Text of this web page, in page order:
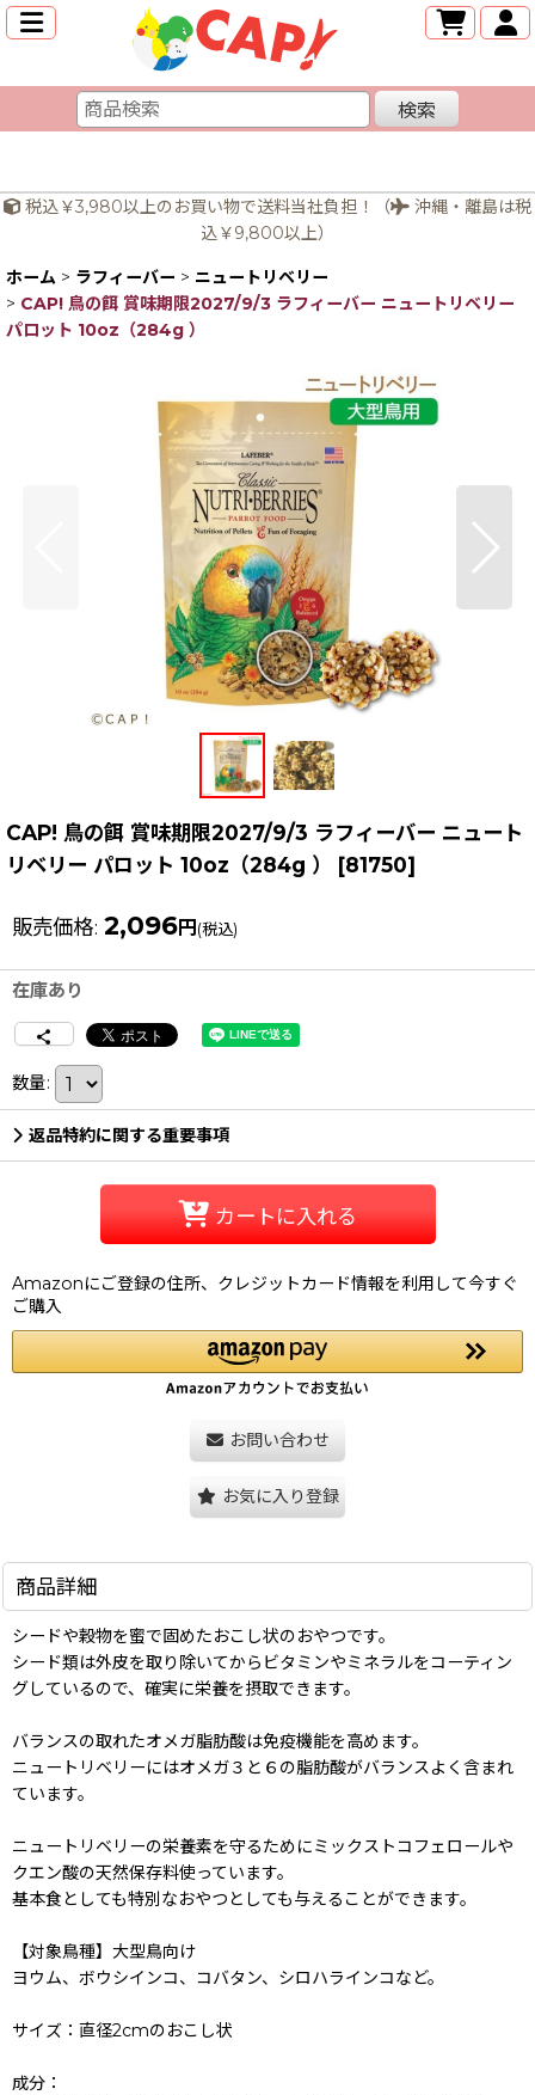
検索
税込￥3,980以上のお買い物で送料当社負担！（
沖縄・離島は税
込￥9,800以上）
ホーム > ラフィーバー > ニュートリベリー
> CAP! 鳥の餌 賞味期限2027/9/3 ラフィーバー ニュートリベリー
パロット 10oz（284g ）
CAP! 鳥の餌 賞味期限2027/9/3 ラフィーバー ニュート
リベリー パロット 10oz（284g ）
[81750]
販売価格: 2,096円 (税込)
在庫あり
数量:
返品特約に関する重要事項
カートに入れる
Amazonにご登録の住所、クレジットカード情報を利用して今すぐ
ご購入
お問い合わせ
お気に入り登録
商品詳細
シードや穀物を蜜で固めたおこし状のおやつです。
シード類は外皮を取り除いてからビタミンやミネラルをコーティン
グしているので、確実に栄養を摂取できます。
バランスの取れたオメガ脂肪酸は免疫機能を高めます。
ニュートリベリーにはオメガ３と６の脂肪酸がバランスよく含まれ
ています。
ニュートリベリーの栄養素を守るためにミックストコフェロールや
クエン酸の天然保存料使っています。
基本食としても特別なおやつとしても与えることができます。
【対象鳥種】大型鳥向け
ヨウム、ボウシインコ、コバタン、シロハラインコなど。
サイズ：直径2cmのおこし状
成分：